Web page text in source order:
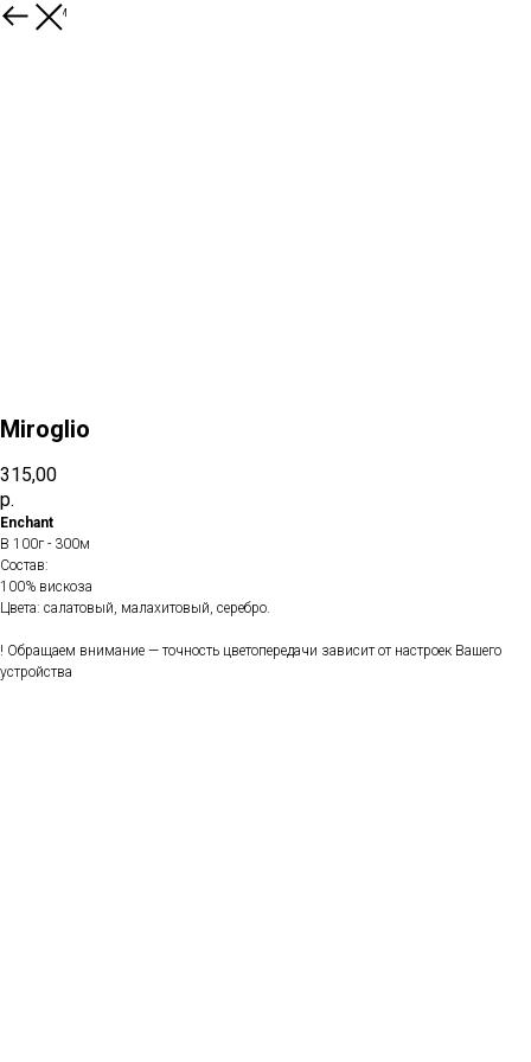
К товарам
Miroglio
315,00
р.
Enchant
В 100г - 300м
Состав:
100% вискоза
Цвета: салатовый, малахитовый, серебро.
! Обращаем внимание — точность цветопередачи зависит от настроек Вашего
устройства